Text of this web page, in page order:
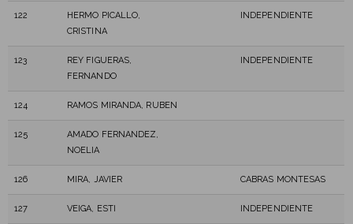
122
HERMO PICALLO,
CRISTINA
INDEPENDIENTE
123
REY FIGUERAS,
FERNANDO
INDEPENDIENTE
124 RAMOS MIRANDA, RUBEN
125
AMADO FERNANDEZ,
NOELIA
126 MIRA, JAVIER CABRAS MONTESAS
127 VEIGA, ESTI INDEPENDIENTE